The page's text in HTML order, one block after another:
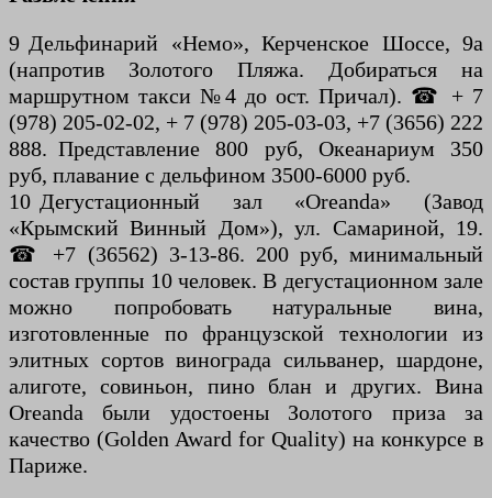
9 Дельфинарий «Немо», Керченское Шоссе, 9а
(напротив Золотого Пляжа. Добираться на
маршрутном такси №4 до ост. Причал). ☎ + 7
(978) 205-02-02, + 7 (978) 205-03-03, +7 (3656) 222
888. Представление 800 руб, Океанариум 350
руб, плавание с дельфином 3500-6000 руб.
10 Дегустационный зал «Oreanda» (Завод
«Крымский Винный Дом»), ул. Самариной, 19.
☎ +7 (36562) 3-13-86. 200 руб, мини­мальный
состав группы 10 человек. В дегус­тационном зале
можно попробовать натуральные вина,
изготовленные по французской технологии из
элитных сортов винограда сильванер, шардоне,
алиготе, совиньон, пино блан и других. Вина
Oreanda были удостоены Золото­го приза за
качество (Golden Award for Quality) на конкурсе в
Париже.